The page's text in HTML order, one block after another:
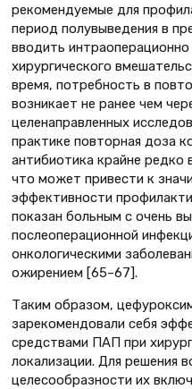
рекомендуемые для
период полувыведения в
вводить
хирургического
время, потребность в
возникает не ранее чем
целенаправленных
практике повторная доза
антибиотика крайне редко
что может привести к
эффективности
показан больным с очень
послеоперационной
онкологическими
ожирением [65–67].
Таким образом,
зарекомендовали себя
средствами ПАП при
локализации. Для решения
целесообразности их